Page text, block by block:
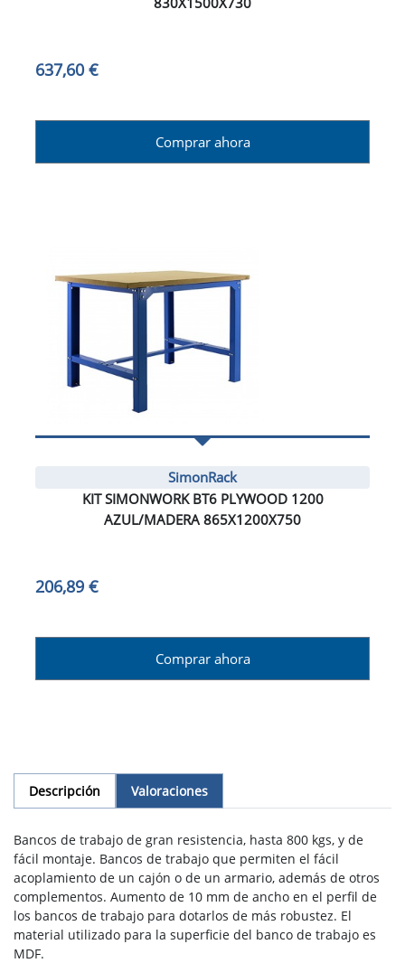
637,60 €
Comprar ahora
SimonRack
KIT SIMONWORK BT6 PLYWOOD 1200
AZUL/MADERA 865X1200X750
206,89 €
Comprar ahora
Descripción Valoraciones
Bancos de trabajo de gran resistencia, hasta 800 kgs, y de
fácil montaje. Bancos de trabajo que permiten el fácil
acoplamiento de un cajón o de un armario, además de otros
complementos. Aumento de 10 mm de ancho en el perfil de
los bancos de trabajo para dotarlos de más robustez. El
material utilizado para la superficie del banco de trabajo es
MDF.